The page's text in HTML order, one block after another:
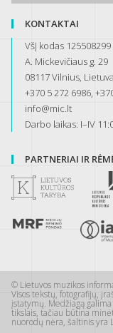
KONTAKTAI
VšĮ kodas 125508299
A. Mickevičiaus g. 29
08117 Vilnius, Lietuva
+370 5 272 6986,
info@mic.lt
Darbo laikas: I–IV
PARTNERIAI IR
© Lietuvos muzikos
Visos tekstų, fotografijų,
įstatymų. Medžiagą
tikslais, tačiau būtina
nuorodų nėra, šaltinis yra